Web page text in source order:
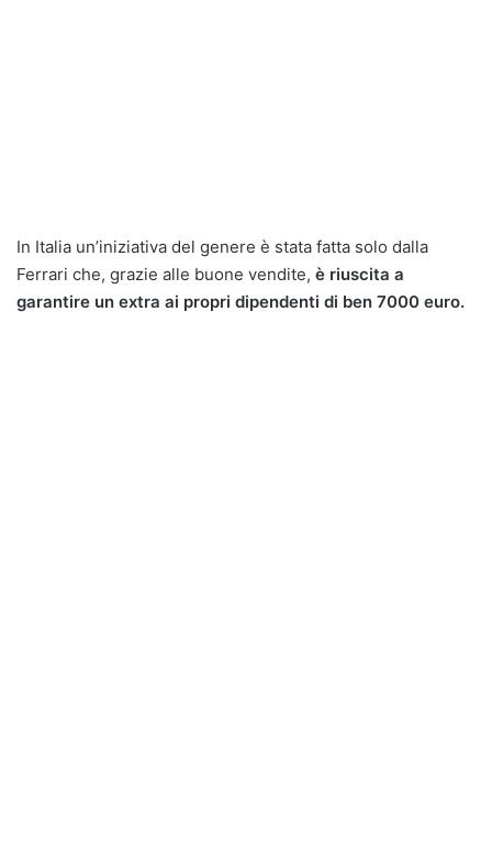
In Italia un’iniziativa del genere è stata fatta solo dalla
Ferrari che, grazie alle buone vendite, è riuscita a
garantire un extra ai propri dipendenti di ben 7000 euro.